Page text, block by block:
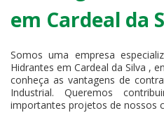
em Cardeal da
Somos uma empresa
Hidrantes em Cardeal da Silva ,
conheça as vantagens de
Industrial. Queremos
importantes projetos de nossos